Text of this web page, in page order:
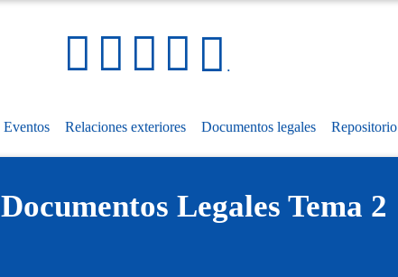
al
contenido
.
Eventos Relaciones exteriores Documentos legales Repositorio
Documentos Legales Tema 2